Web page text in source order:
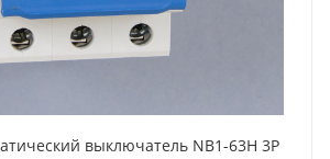
выключатель NB1-63H 3P